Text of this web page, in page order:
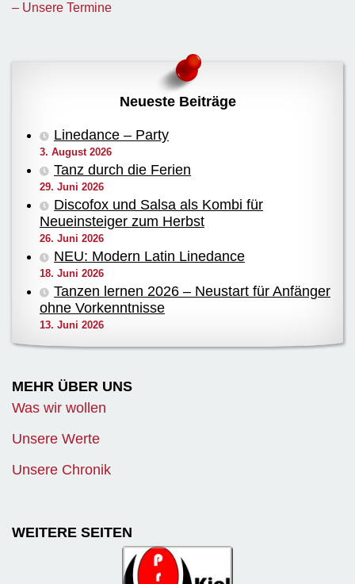
– Unsere Termine
Neueste Beiträge
Linedance – Party
3. August 2026
Tanz durch die Ferien
29. Juni 2026
Discofox und Salsa als Kombi für
Neueinsteiger zum Herbst
26. Juni 2026
NEU: Modern Latin Linedance
18. Juni 2026
Tanzen lernen 2026 – Neustart für Anfänger
ohne Vorkenntnisse
13. Juni 2026
MEHR ÜBER UNS
Was wir wollen
Unsere Werte
Unsere Chronik
WEITERE SEITEN